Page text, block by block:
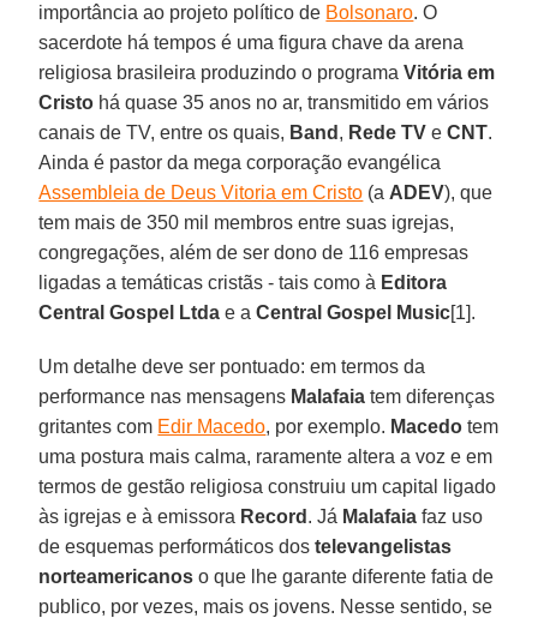
importância ao projeto político de Bolsonaro. O
sacerdote há tempos é uma figura chave da arena
religiosa brasileira produzindo o programaVitória em
Cristo há quase 35 anos no ar, transmitido em vários
canais de TV, entre os quais, Band , Rede TV eCNT.
Ainda é pastor da mega corporação evangélica
Assembleia de Deus Vitoria em Cristo (a ADEV), que
tem mais de 350 mil membros entre suas igrejas,
congregações, além de ser dono de 116 empresas
ligadas a temáticas cristãs - tais como à Editora
Central Gospel Ltda e aCentral Gospel Music[1].
Um detalhe deve ser pontuado: em termos da
performance nas mensagens Malafaia tem diferenças
gritantes com Edir Macedo, por exemplo. Macedo tem
uma postura mais calma, raramente altera a voz e em
termos de gestão religiosa construiu um capital ligado
às igrejas e à emissora Record . Já Malafaia faz uso
de esquemas performáticos dostelevangelistas
norteamericanoso que lhe garante diferente fatia de
publico, por vezes, mais os jovens. Nesse sentido, se